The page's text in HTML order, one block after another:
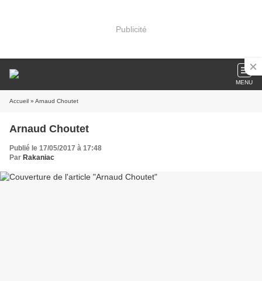
Publicité
MENU
Accueil » Arnaud Choutet
Arnaud Choutet
Publié le 17/05/2017 à 17:48
Par Rakaniac